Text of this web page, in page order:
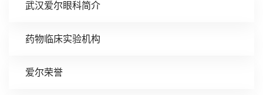
武汉爱尔眼科简介
药物临床实验机构
爱尔荣誉